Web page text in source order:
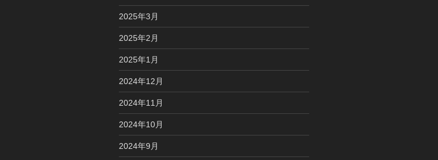
2025年3月
2025年2月
2025年1月
2024年12月
2024年11月
2024年10月
2024年9月